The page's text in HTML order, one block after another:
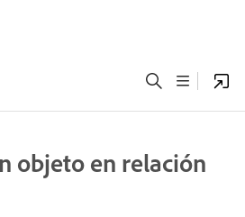
objeto en relación